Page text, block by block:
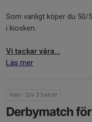
Som vanligt köper du
i kiosken.
Vi tackar våra...
Läs mer
Herr - Div 3 herrar
Derbymatch